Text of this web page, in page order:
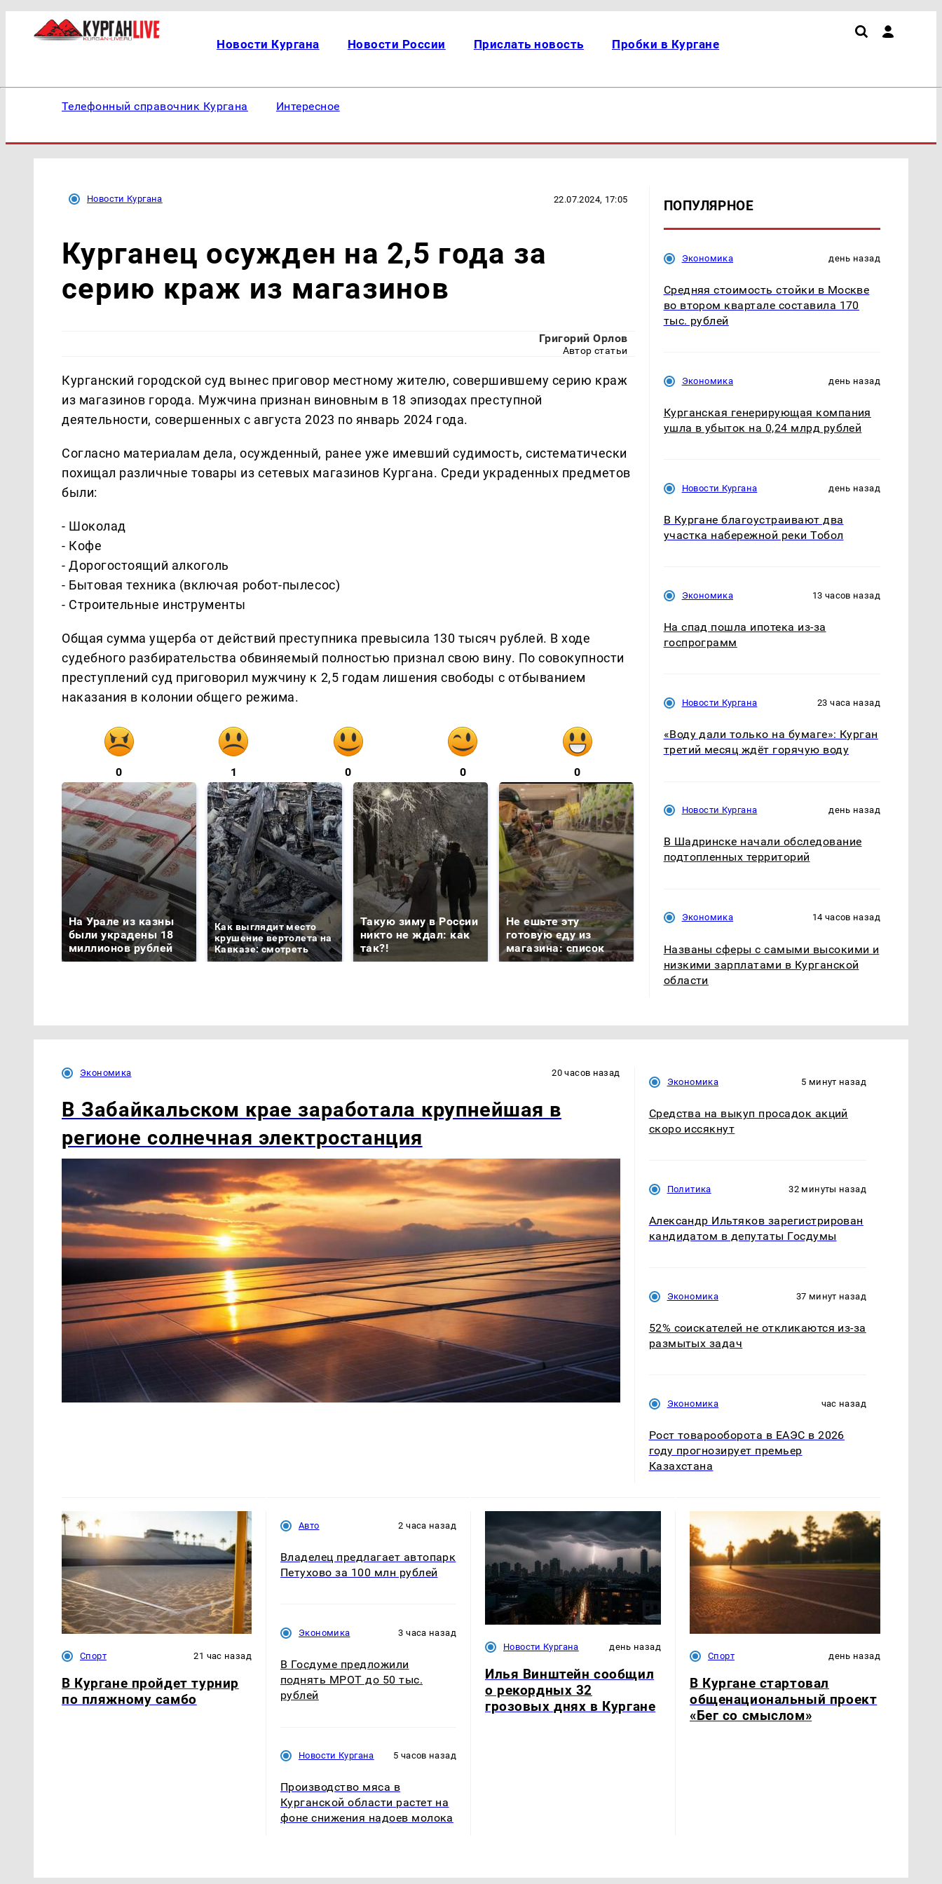
Новости Кургана Новости России Прислать новость Пробки в Кургане
Телефонный справочник Кургана Интересное
Новости Кургана 22.07.2024, 17:05
Курганец осужден на 2,5 года за
серию краж из магазинов
Григорий Орлов
Автор статьи
Курганский городской суд вынес приговор местному жителю, совершившему серию краж
из магазинов города. Мужчина признан виновным в 18 эпизодах преступной
деятельности, совершенных с августа 2023 по январь 2024 года.
Согласно материалам дела, осужденный, ранее уже имевший судимость, систематически
похищал различные товары из сетевых магазинов Кургана. Среди украденных предметов
были:
- Шоколад
- Кофе
- Дорогостоящий алкоголь
- Бытовая техника (включая робот-пылесос)
- Строительные инструменты
Общая сумма ущерба от действий преступника превысила 130 тысяч рублей. В ходе
судебного разбирательства обвиняемый полностью признал свою вину. По совокупности
преступлений суд приговорил мужчину к 2,5 годам лишения свободы с отбыванием
наказания в колонии общего режима.
0 1 0 0 0
На Урале из казны
были украдены 18
миллионов рублей
Как выглядит место
крушение вертолета на
Кавказе: смотреть
Такую зиму в России
никто не ждал: как
так?!
Не ешьте эту
готовую еду из
магазина: список
В ОАЭ произошло
криптомиллионера
Кавказе: читать здесь
ПОПУЛЯРНОЕ
Экономика день назад
Средняя стоимость стойки в Москве
во втором квартале составила 170
тыс. рублей
Экономика день назад
Курганская генерирующая компания
ушла в убыток на 0,24 млрд рублей
Новости Кургана день назад
В Кургане благоустраивают два
участка набережной реки Тобол
Экономика 13 часов назад
На спад пошла ипотека из-за
госпрограмм
Новости Кургана 23 часа назад
«Воду дали только на бумаге»: Курган
третий месяц ждёт горячую воду
Новости Кургана день назад
В Шадринске начали обследование
подтопленных территорий
Экономика 14 часов назад
Названы сферы с самыми высокими и
низкими зарплатами в Курганской
области
Экономика 20 часов назад
В Забайкальском крае заработала крупнейшая в
регионе солнечная электростанция
Экономика 5 минут назад
Средства на выкуп просадок акций
скоро иссякнут
Политика 32 минуты назад
Александр Ильтяков зарегистрирован
кандидатом в депутаты Госдумы
Экономика 37 минут назад
52% соискателей не откликаются из-за
размытых задач
Экономика час назад
Рост товарооборота в ЕАЭС в 2026
году прогнозирует премьер
Казахстана
Спорт 21 час назад
В Кургане пройдет турнир
по пляжному самбо
Авто 2 часа назад
Владелец предлагает автопарк
Петухово за 100 млн рублей
Экономика 3 часа назад
В Госдуме предложили
поднять МРОТ до 50 тыс.
рублей
Новости Кургана 5 часов назад
Производство мяса в
Курганской области растет на
фоне снижения надоев молока
Новости Кургана день назад
Илья Винштейн сообщил
о рекордных 32
грозовых днях в Кургане
Спорт день назад
В Кургане стартовал
общенациональный проект
«Бег со смыслом»